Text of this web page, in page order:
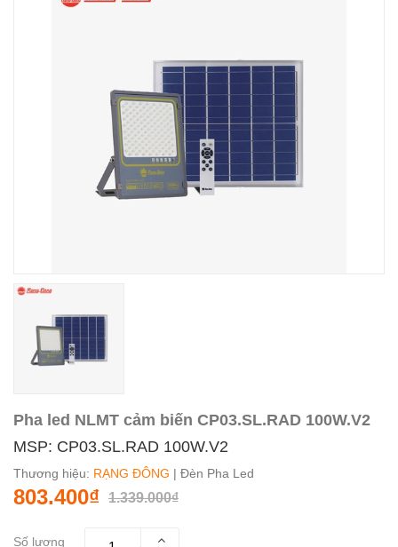
Pha led NLMT cảm biến CP03.SL.RAD 100W.V2
MSP: CP03.SL.RAD 100W.V2
Thương hiệu: RẠNG ĐÔNG | Đèn Pha Led
803.400₫ 1.339.000₫
Số lượng